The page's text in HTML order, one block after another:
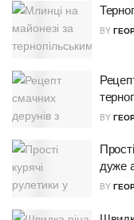
BY
BY
дуже
BY